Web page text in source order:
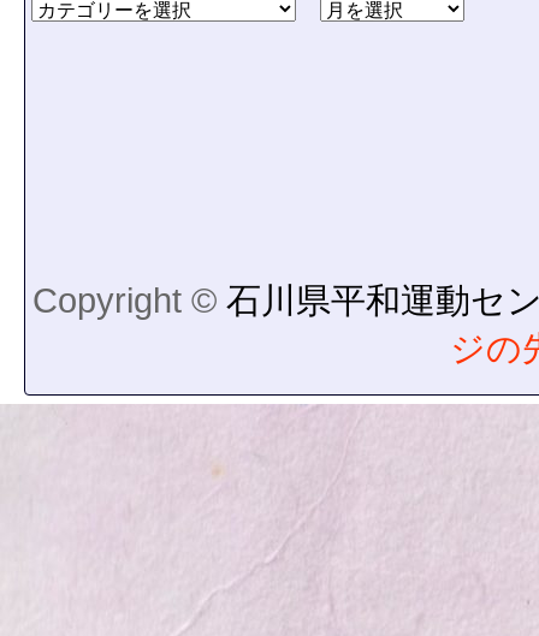
Copyright © 石川県平和運動セ
ジの